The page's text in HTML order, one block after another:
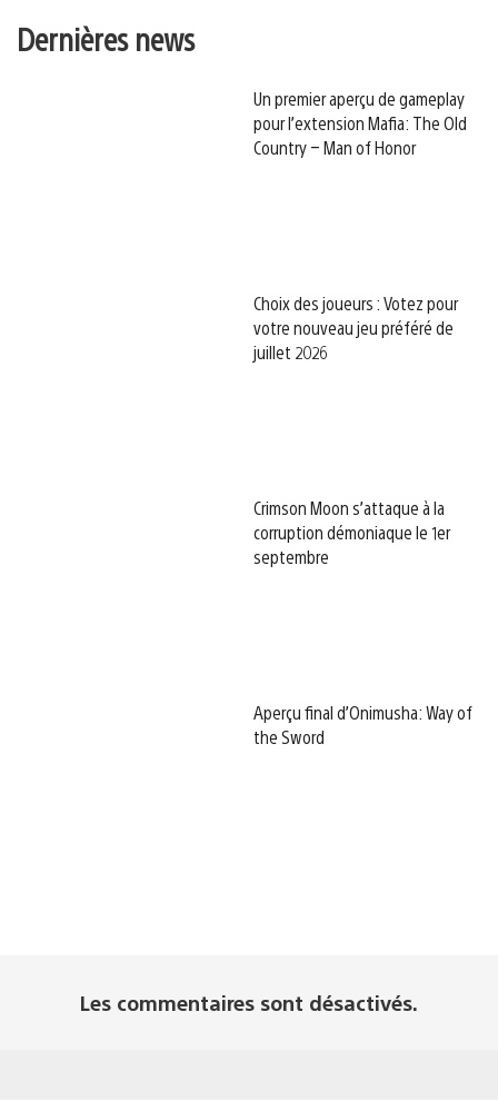
Dernières news
Un premier aperçu de gameplay
pour l’extension Mafia: The Old
Country – Man of Honor
Choix des joueurs : Votez pour
votre nouveau jeu préféré de
juillet 2026
Crimson Moon s’attaque à la
corruption démoniaque le 1er
septembre
Aperçu final d’Onimusha: Way of
the Sword
Les commentaires sont désactivés.